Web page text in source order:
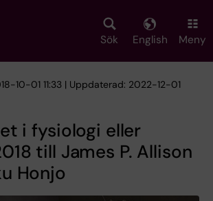
Sök English Meny
10-01 11:33 | Uppdaterad: 2022-12-01
i fysiologi eller
till James P. Allison
Honjo